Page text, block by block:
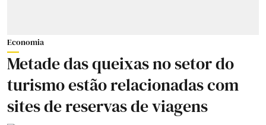
Economia
Metade das queixas no setor do
turismo estão relacionadas com
sites de reservas de viagens